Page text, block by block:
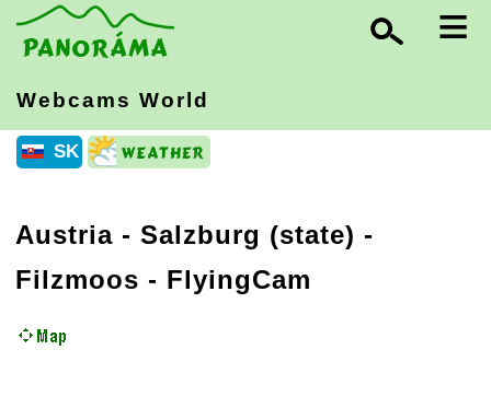
≡
Webcams World
SK
Austria - Salzburg (state) -
Filzmoos - FlyingCam